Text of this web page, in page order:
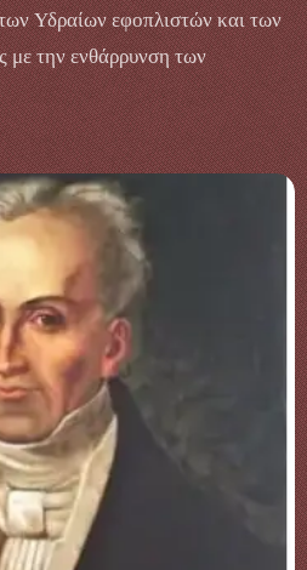
Υδραίων εφοπλιστών και των
την ενθάρρυνση των